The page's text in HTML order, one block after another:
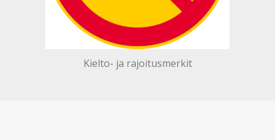
Kielto- ja rajoitusmerkit